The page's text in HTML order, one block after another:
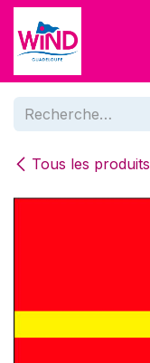
Se rendre au contenu
Tous les produits